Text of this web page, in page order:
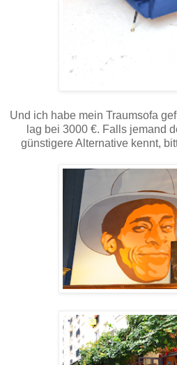
Und ich habe mein Traumsofa
lag bei 3000 €. Falls jemand
günstigere Alternative kennt,